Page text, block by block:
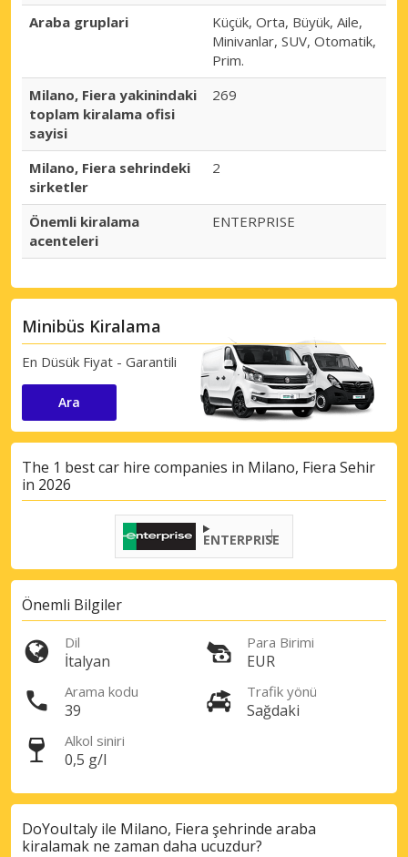
Büyük tasarruflar
Özel iş ortağı tekliflerine erişim sağlayın
Araba gruplari
Küçük, Orta, Büyük, Aile,
Minivanlar, SUV, Otomatik,
Prim.
Milano, Fiera yakinindaki
toplam kiralama ofisi
sayisi
269
Milano, Fiera sehrindeki
sirketler
2
Önemli kiralama
acenteleri
ENTERPRISE
Minibüs Kiralama
En Düsük Fiyat - Garantili
Ara
The 1 best car hire companies in Milano, Fiera Sehir
in 2026
ENTERPRISE
Önemli Bilgiler
Dil
İtalyan
Para Birimi
EUR
Arama kodu
39
Trafik yönü
Sağdaki
Alkol siniri
0,5 g/l
DoYouItaly ile Milano, Fiera şehrinde araba
kiralamak ne zaman daha ucuzdur?